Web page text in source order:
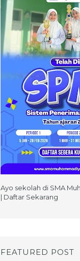
Ayo sekolah di SMA
| Daftar Sekarang
FEATURED POST